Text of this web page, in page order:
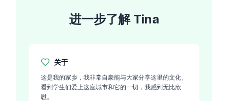
进一步了解 Tina
关于
这是我的家乡，我非常自豪能与大家分享这里的文化。
看到学生们爱上这座城市和它的一切，我感到无比欣
慰。